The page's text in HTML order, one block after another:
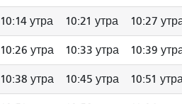
10:14 утра 10:21 утра 10:27
10:26 утра 10:33 утра 10:39
10:38 утра 10:45 утра 10:51